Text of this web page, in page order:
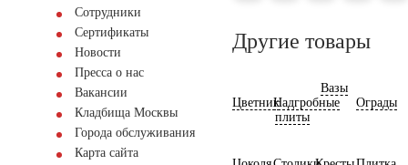
Сотрудники
Сертификаты
Новости
Пресса о нас
Вакансии
Кладбища Москвы
Города обслуживания
Карта сайта
Другие товары
ЦветникНадгробные
плиты
Вазы
Ограды